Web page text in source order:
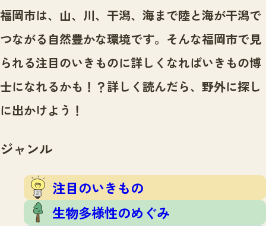
センター紹介TOP
サイトポリシー
プライバシーポリシー
ニュースTOP
市の取組み
いきものガイド
いきものガイドTOP
注目のいきもの
生物多様性のめぐみ
保全アクション
イベント
いきもの調査隊
調査レポート
調査結果
ふくおかいきものマップ
マッチング
マッチングTOP
掲載申し込みフォーム
お問合せ
福岡市は、山、川、干潟、海まで陸と海が干潟で
つながる自然豊かな環境です。 そんな福岡市で見
られる注目のいきものに詳しくなればいきもの博
士になれるかも！？詳しく読んだら、野外に探し
に出かけよう！
ジャンル
注目のいきもの
生物多様性のめぐみ